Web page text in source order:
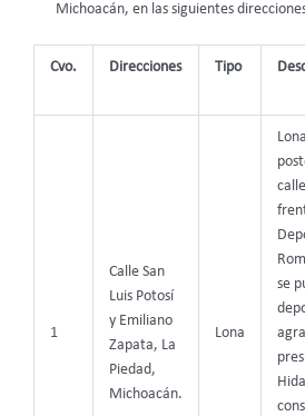
Michoacán, en las siguientes
Cvo. Direcciones Tipo
1
Calle San
Luis Potosí
y Emiliano
Zapata, La
Piedad,
Michoacán.
Lona
se